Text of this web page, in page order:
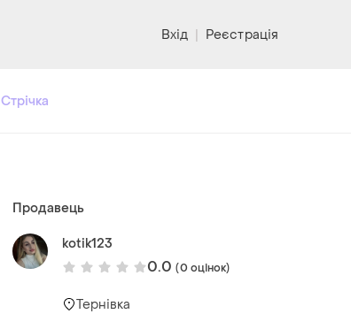
Вхід | Реєстрація
Стрічка
Продавець
kotik123
0.0 (0 оцінок)
Тернівка